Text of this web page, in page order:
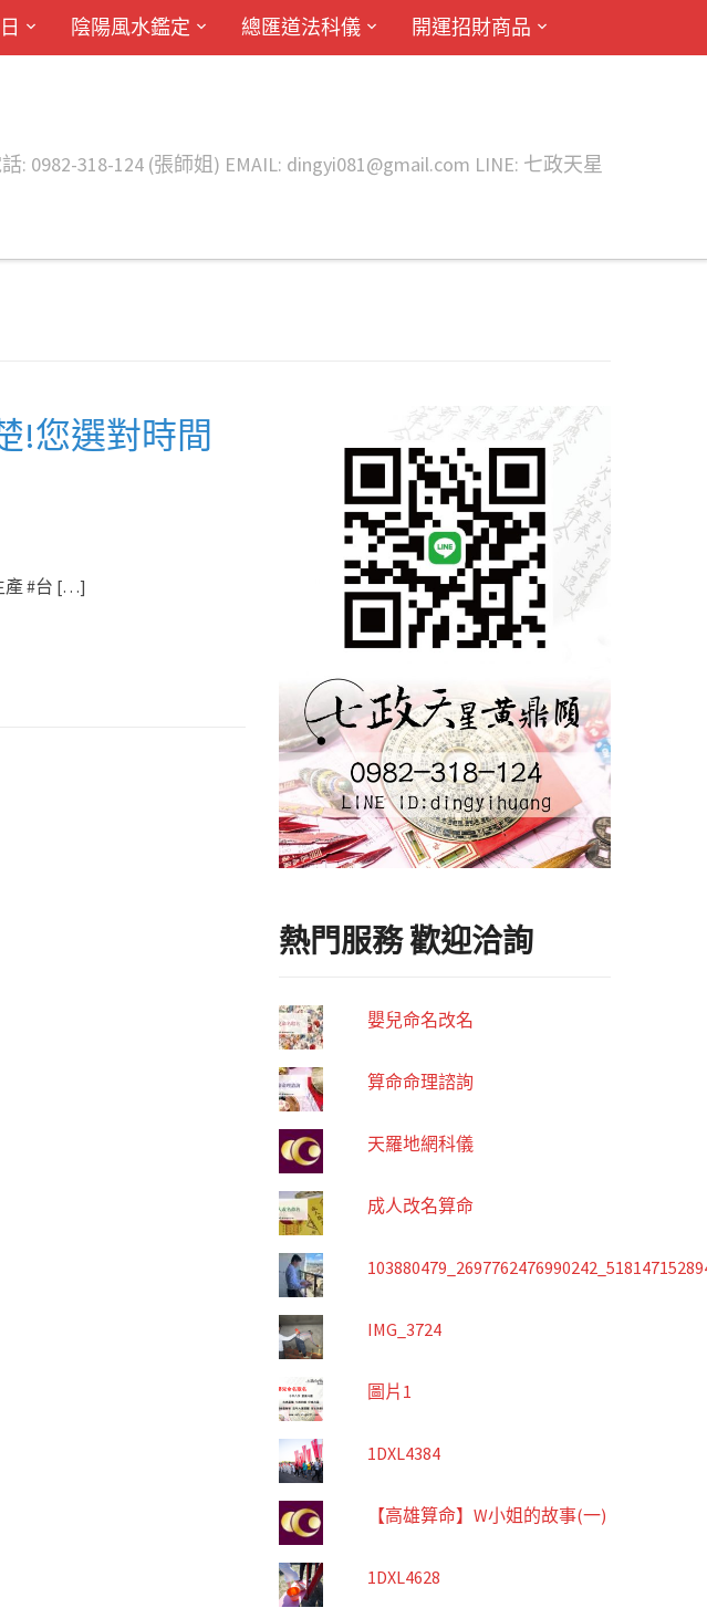
陰陽風水鑑定 總匯道法科儀 開運招財商品
318-124 (張師姐) EMAIL: dingyi081@gmail.com LINE: 七政天星
!您選對時間
產 #台 […]
熱門服務 歡迎洽詢
嬰兒命名改名
算命命理諮詢
天羅地網科儀
成人改名算命
IMG_3724
圖片1
1DXL4384
【高雄算命】W小姐的故事(一)
1DXL4628